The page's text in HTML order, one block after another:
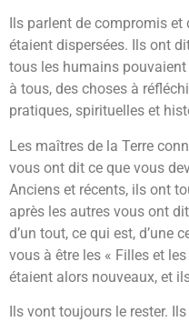
Ils parlent de compromis
étaient dispersées. Ils ont
tous les humains
à tous, des choses à
pratiques, spirituelles et
Les maîtres de la Terre
vous ont dit ce que vous
Anciens et récents, ils ont
après les autres vous ont
d’un tout, ce qui est, d’une
vous à être les « Filles et
étaient alors nouveaux, et
Ils vont toujours le rester.